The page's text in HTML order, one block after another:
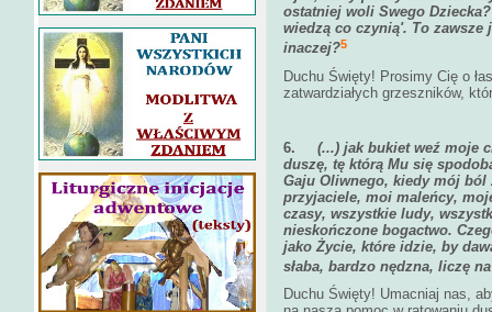
ostatniej woli Swego
wiedzą co czynią'. To zawsze
inaczej?5
Duchu Święty! Prosimy Cię o
zatwardziałych grzeszników,
6. (...) jak bukiet weź moje
duszę, tę którą Mu się
Gaju Oliwnego, kiedy mój
przyjaciele, moi maleńcy,
czasy, wszystkie ludy,
nieskończone bogactwo.
jako Życie, które idzie, by
słaba, bardzo nędzna, liczę
Duchu Święty! Umacniaj nas,